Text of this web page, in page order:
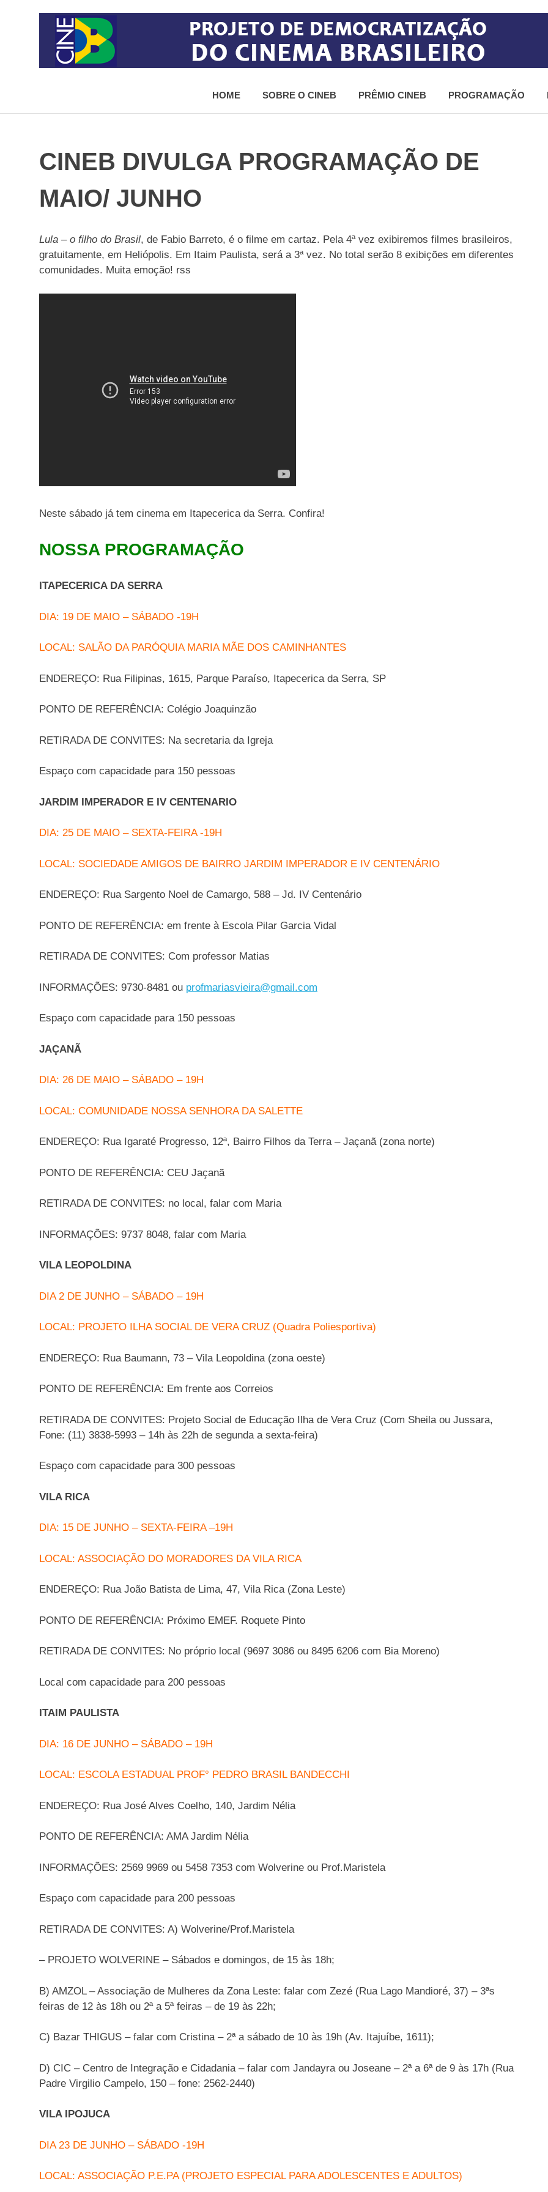
brasileiro
HOME SOBRE O CINEB PRÊMIO CINEB PROGRAMAÇÃO
CINEB DIVULGA PROGRAMAÇÃO DE
MAIO/ JUNHO
Lula – o filho do Brasil, de Fabio Barreto, é o filme em cartaz. Pela 4ª vez exibiremos filmes brasileiros,
gratuitamente, em Heliópolis. Em Itaim Paulista, será a 3ª vez. No total serão 8 exibições em diferentes
comunidades. Muita emoção! rss
Neste sábado já tem cinema em Itapecerica da Serra. Confira!
NOSSA PROGRAMAÇÃO
ITAPECERICA DA SERRA
DIA: 19 DE MAIO – SÁBADO -19H
LOCAL: SALÃO DA PARÓQUIA MARIA MÃE DOS CAMINHANTES
ENDEREÇO: Rua Filipinas, 1615, Parque Paraíso, Itapecerica da Serra, SP
PONTO DE REFERÊNCIA: Colégio Joaquinzão
RETIRADA DE CONVITES: Na secretaria da Igreja
Espaço com capacidade para 150 pessoas
JARDIM IMPERADOR E IV CENTENARIO
DIA: 25 DE MAIO – SEXTA-FEIRA -19H
LOCAL: SOCIEDADE AMIGOS DE BAIRRO JARDIM IMPERADOR E IV CENTENÁRIO
ENDEREÇO: Rua Sargento Noel de Camargo, 588 – Jd. IV Centenário
PONTO DE REFERÊNCIA: em frente à Escola Pilar Garcia Vidal
RETIRADA DE CONVITES: Com professor Matias
INFORMAÇÕES: 9730-8481 ou profmariasvieira@gmail.com
Espaço com capacidade para 150 pessoas
JAÇANÃ
DIA: 26 DE MAIO – SÁBADO – 19H
LOCAL: COMUNIDADE NOSSA SENHORA DA SALETTE
ENDEREÇO: Rua Igaraté Progresso, 12ª, Bairro Filhos da Terra – Jaçanã (zona norte)
PONTO DE REFERÊNCIA: CEU Jaçanã
RETIRADA DE CONVITES: no local, falar com Maria
INFORMAÇÕES: 9737 8048, falar com Maria
VILA LEOPOLDINA
DIA 2 DE JUNHO – SÁBADO – 19H
LOCAL: PROJETO ILHA SOCIAL DE VERA CRUZ (Quadra Poliesportiva)
ENDEREÇO: Rua Baumann, 73 – Vila Leopoldina (zona oeste)
PONTO DE REFERÊNCIA: Em frente aos Correios
RETIRADA DE CONVITES: Projeto Social de Educação Ilha de Vera Cruz (Com Sheila ou Jussara,
Fone: (11) 3838-5993 – 14h às 22h de segunda a sexta-feira)
Espaço com capacidade para 300 pessoas
VILA RICA
DIA: 15 DE JUNHO – SEXTA-FEIRA –19H
LOCAL: ASSOCIAÇÃO DO MORADORES DA VILA RICA
ENDEREÇO: Rua João Batista de Lima, 47, Vila Rica (Zona Leste)
PONTO DE REFERÊNCIA: Próximo EMEF. Roquete Pinto
RETIRADA DE CONVITES: No próprio local (9697 3086 ou 8495 6206 com Bia Moreno)
Local com capacidade para 200 pessoas
ITAIM PAULISTA
DIA: 16 DE JUNHO – SÁBADO – 19H
LOCAL: ESCOLA ESTADUAL PROF° PEDRO BRASIL BANDECCHI
ENDEREÇO: Rua José Alves Coelho, 140, Jardim Nélia
PONTO DE REFERÊNCIA: AMA Jardim Nélia
INFORMAÇÕES: 2569 9969 ou 5458 7353 com Wolverine ou Prof.Maristela
Espaço com capacidade para 200 pessoas
RETIRADA DE CONVITES: A) Wolverine/Prof.Maristela
– PROJETO WOLVERINE – Sábados e domingos, de 15 às 18h;
B) AMZOL – Associação de Mulheres da Zona Leste: falar com Zezé (Rua Lago Mandioré, 37) – 3ªs
feiras de 12 às 18h ou 2ª a 5ª feiras – de 19 às 22h;
C) Bazar THIGUS – falar com Cristina – 2ª a sábado de 10 às 19h (Av. Itajuíbe, 1611);
D) CIC – Centro de Integração e Cidadania – falar com Jandayra ou Joseane – 2ª a 6ª de 9 às 17h (Rua
Padre Virgilio Campelo, 150 – fone: 2562-2440)
VILA IPOJUCA
DIA 23 DE JUNHO – SÁBADO -19H
LOCAL: ASSOCIAÇÃO P.E.PA (PROJETO ESPECIAL PARA ADOLESCENTES E ADULTOS)